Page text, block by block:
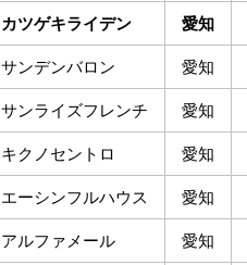
カツゲキライデン 愛知
サンデンバロン 愛知
サンライズフレンチ 愛知
キクノセントロ 愛知
エーシンフルハウス 愛知
アルファメール 愛知